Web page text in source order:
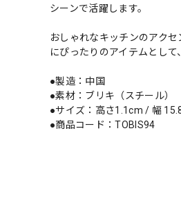
シーンで活躍します。
おしゃれなキッチンのアク
にぴったりのアイテムとし
●製造：中国
●素材：ブリキ（スチール）
●サイズ：高さ1.1cm / 幅
●商品コード：TOBIS94